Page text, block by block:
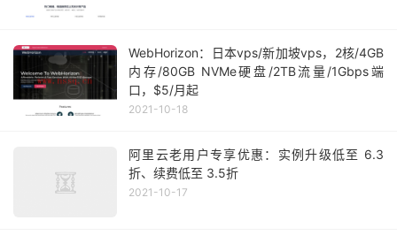
WebHorizon：日本vps/新加坡vps，2核/4GB
内存/80GB NVMe硬盘/2TB流量/1Gbps端
口，$5/月起
2021-10-18
阿里云老用户专享优惠：实例升级低至 6.3
折、续费低至 3.5折
2021-10-17